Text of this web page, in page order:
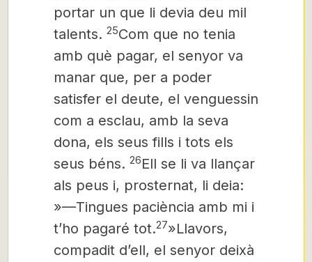
portar un que li devia deu mil
talents. 25Com que no tenia
amb què pagar, el senyor va
manar que, per a poder
satisfer el deute, el venguessin
com a esclau, amb la seva
dona, els seus fills i tots els
seus béns. 26Ell se li va llançar
als peus i, prosternat, li deia:
»—Tingues paciència amb mi i
t’ho pagaré tot.27»Llavors,
compadit d’ell, el senyor deixà